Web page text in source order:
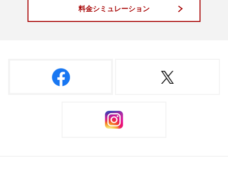
料金シミュレーション